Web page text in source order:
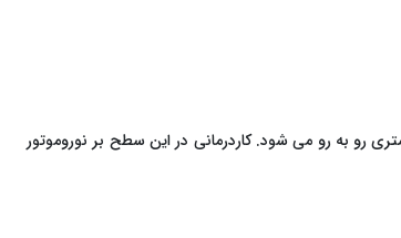
رو به‌ رو می ‌شود. کاردرمانی در این سطح بر نوروموتور